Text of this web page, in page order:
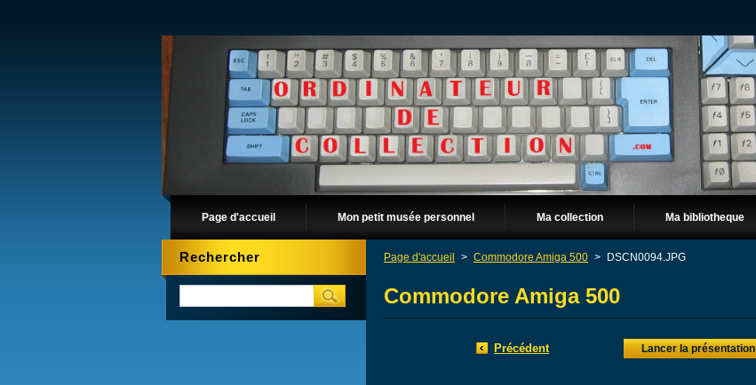
Page d'accueil Mon petit musée personnel Ma collection Ma bibliotheque
Page d'accueil > Commodore Amiga 500 > DSCN0094.JPG
Commodore Amiga 500
Précédent Lancer la présentation
Rechercher